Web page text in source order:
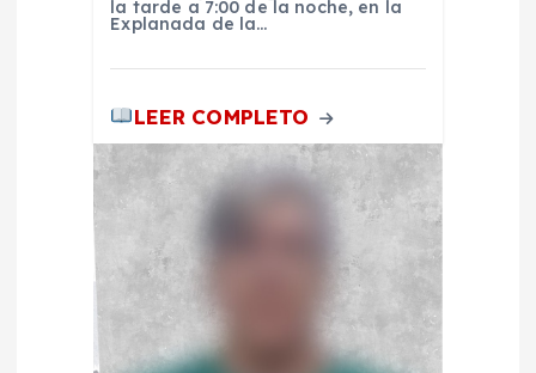
la tarde a 7:00 de la noche, en la
Explanada de la…
LEER COMPLETO